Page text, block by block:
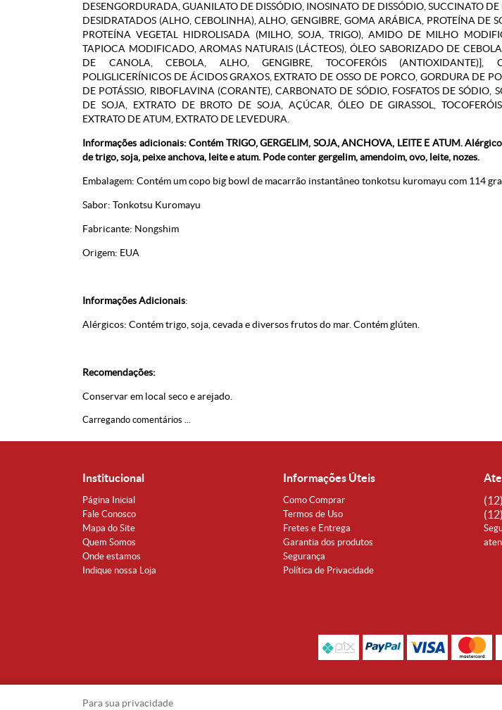
DESENGORDURADA, GUANILATO DE DISSÓDIO, INOSINATO DE DISSÓDIO, SUCCINATO DE
DESIDRATADOS (ALHO, CEBOLINHA), ALHO, GENGIBRE, GOMA ARÁBICA, PROTEÍNA DE
PROTEÍNA VEGETAL HIDROLISADA (MILHO, SOJA, TRIGO), AMIDO DE MILHO
TAPIOCA MODIFICADO, AROMAS NATURAIS (LÁCTEOS), ÓLEO SABORIZADO DE
DE CANOLA, CEBOLA, ALHO, GENGIBRE, TOCOFERÓIS (ANTIOXIDANTE)],
POLIGLICERÍNICOS DE ÁCIDOS GRAXOS, EXTRATO DE OSSO DE PORCO, GORDURA DE
DE POTÁSSIO, RIBOFLAVINA (CORANTE), CARBONATO DE SÓDIO, FOSFATOS DE SÓDIO,
DE SOJA, EXTRATO DE BROTO DE SOJA, AÇÚCAR, ÓLEO DE GIRASSOL,
EXTRATO DE ATUM, EXTRATO DE LEVEDURA.
Informações adicionais: Contém TRIGO, GERGELIM, SOJA, ANCHOVA, LEITE E ATUM.
de trigo, soja, peixe anchova, leite e atum. Pode conter gergelim, amendoim, ovo, leite, nozes.
Embalagem: Contém um copo big bowl de macarrão instantâneo tonkotsu kuromayu com 114
Sabor: Tonkotsu Kuromayu
Fabricante: Nongshim
Origem: EUA
Informações Adicionais:
Alérgicos: Contém trigo, soja, cevada e diversos frutos do mar. Contém glúten.
Recomendações:
Conservar em local seco e arejado.
Carregando comentários ...
Institucional
Página Inicial
Fale Conosco
Mapa do Site
Quem Somos
Onde estamos
Indique nossa Loja
Informações Úteis
Como Comprar
Termos de Uso
Fretes e Entrega
Garantia dos produtos
Segurança
Política de Privacidade
(12)
(12)
Para sua privacidade